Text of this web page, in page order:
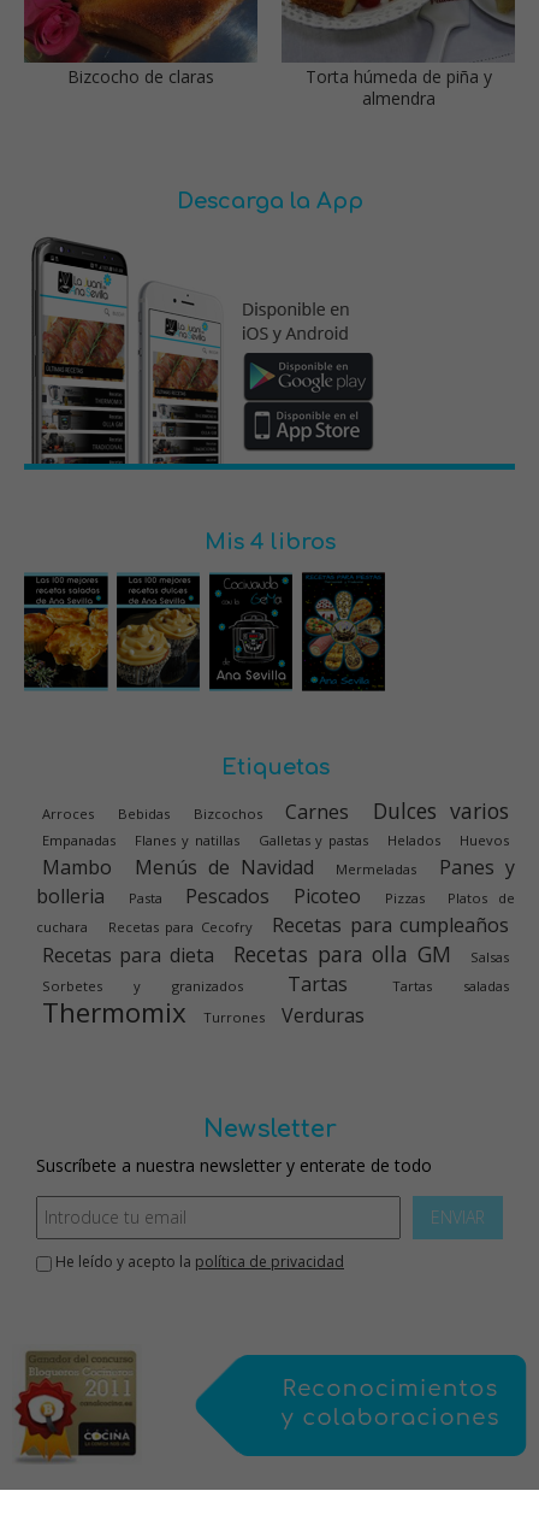
Bizcocho de claras
Torta húmeda de piña y
almendra
Descarga la App
Mis 4 libros
Etiquetas
Arroces Bebidas Bizcochos Carnes Dulces varios
Empanadas Flanes y natillas Galletas y pastas Helados Huevos
Mambo Menús de Navidad Mermeladas
Panes y
bolleria
Pasta Pescados Picoteo Pizzas
Platos de
cuchara
Recetas para Cecofry
Recetas para cumpleaños
Recetas para dieta
Recetas para olla GM
Salsas
Sorbetes y granizados
Tartas Tartas saladas
Thermomix Turrones Verduras
Newsletter
Suscríbete a nuestra newsletter y enterate de todo
ENVIAR
He leído y acepto la política de privacidad